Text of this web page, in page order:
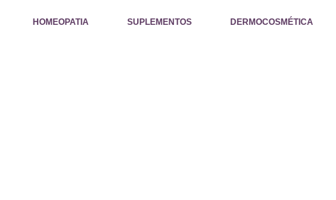
HOMEOPATIA SUPLEMENTOS DERMOCOSMÉTICA